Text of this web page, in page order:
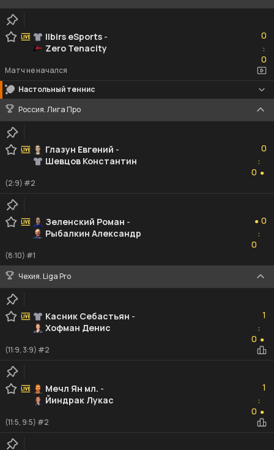
Ilbirs eSports -
Zero Tenacity
0
:0
0
Матч не начался
Настольный теннис
Россия. Лига Про
Глазун Евгений -
Шевцов Константин
0
:
0 ●
(2:9) #2
Зеленский Роман -
Рыбалкин Александр
● 0
:
0
(8:10) #1
Чехия. Liga Pro
Касник Себастьян -
Хофман Денис
1
:
0 ●
(11:9, 3:9) #2
Мечл Ян мл. -
Йиндрак Лукас
1
:
0 ●
(11:5, 9:5) #2